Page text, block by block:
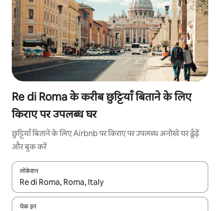
Re di Roma के करीब छुट्टियाँ बिताने के लिए
किराए पर उपलब्ध घर
छुट्टियाँ बिताने के लिए Airbnb पर किराए पर उपलब्ध अनोखे घर ढूँढ़ें
और बुक करें
लोकेशन
नतीजों के उपलब्ध होने पर, अप और डाउन 'ऐरो की' का इस्तेमाल करके नेविगेट
चेक इन